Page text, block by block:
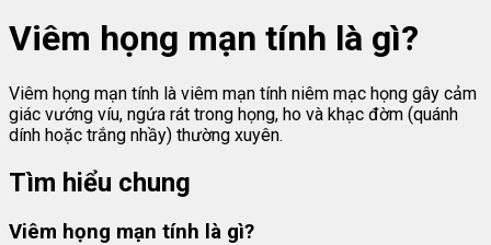
Viêm họng mạn tính là gì?
Viêm họng mạn tính là viêm mạn tính niêm mạc họng gây cảm
giác vướng víu, ngứa rát trong họng, ho và khạc đờm (quánh
dính hoặc trắng nhầy) thường xuyên.
Tìm hiểu chung
Viêm họng mạn tính là gì?